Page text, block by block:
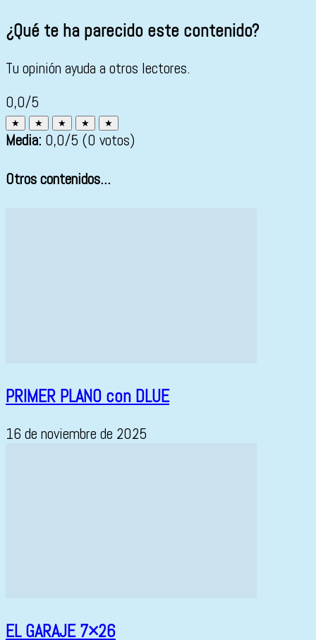
¿Qué te ha parecido este contenido?
Tu opinión ayuda a otros lectores.
0,0/5
★ ★ ★ ★ ★
Media: 0,0/5 (0 votos)
Otros contenidos...
PRIMER PLANO con DLUE
16 de noviembre de 2025
EL GARAJE 7×26